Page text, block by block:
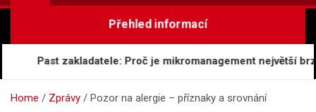
Přehled informací
Past zakladatele: Proč je mikromanagement největší
Home Zprávy Pozor na alergie – příznaky a srovnání